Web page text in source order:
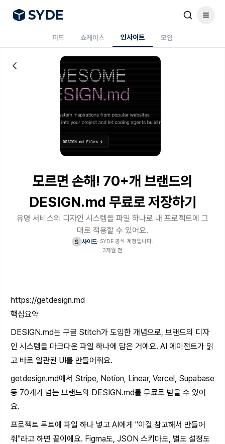
SYDE
피드 쇼케이스 인사이트 모임
모르면 손해! 70+개 브랜드의
DESIGN.md 무료로 저장하기
유명 서비스의 디자인 시스템을 파일 하나로 내 프로젝트에 그
대로 적용할 수 있어요.
s 사이드· SYDE 공식 계정입니다.
3개월 전
https://getdesign.md
핵심요약
DESIGN.md는 구글 Stitch가 도입한 개념으로, 브랜드의 디자
인 시스템을 마크다운 파일 하나에 담은 거예요. AI 에이전트가 읽
고 바로 일관된 UI를 만들어줘요.
getdesign.md에서 Stripe, Notion, Linear, Vercel, Supabase
등 70개가 넘는 브랜드의 DESIGN.md를 무료로 받을 수 있어
요.
프로젝트 루트에 파일 하나 넣고 AI에게 "이걸 참고해서 만들어
줘"라고 하면 끝이에요. Figma도, JSON 스키마도, 별도 설정도